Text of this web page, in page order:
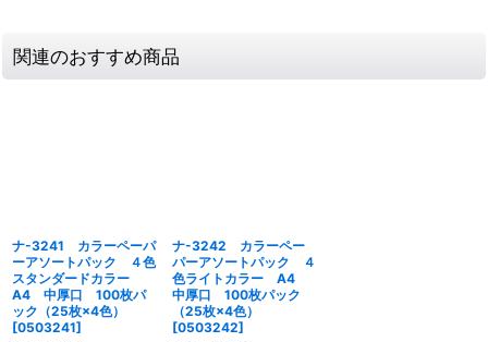
関連のおすすめ商品
ナ-3241 カラーペーパ
ーアソートパック ４色
スタンダードカラー
A4 中厚口 100枚パ
ック（25枚×4色）
[0503241]
ナ-3242 カラーペー
パーアソートパック ４
色ライトカラー A4
中厚口 100枚パック
（25枚×4色）
[0503242]